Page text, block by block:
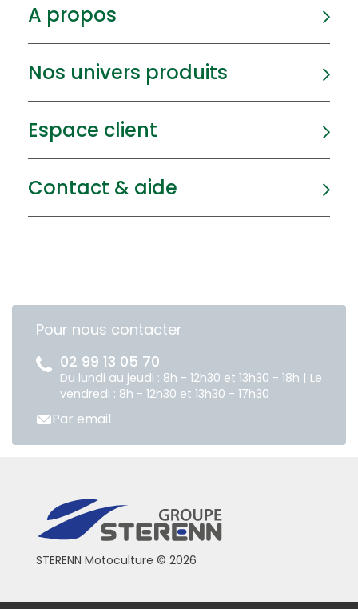
A propos
Nos univers produits
Espace client
Contact & aide
Pour nous contacter
02 99 13 05 70
Du lundi au jeudi : 8h - 12h30 et 13h30 - 18h | Le
vendredi : 8h - 12h30 et 13h30 - 17h30
Par email
STERENN Motoculture © 2026